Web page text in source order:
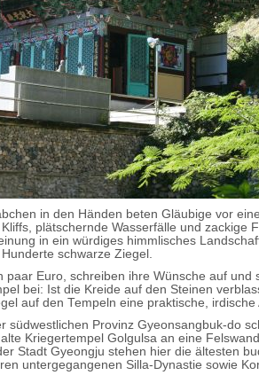
in den Händen beten Gläubige vor
plätschernde Wasserfälle und zackige
in ein würdiges himmlisches
schwarze Ziegel.
paar Euro, schreiben ihre Wünsche auf und
bei: Ist die Kreide auf den Steinen
auf den Tempeln eine praktische, irdische
südwestlichen Provinz Gyeonsangbuk-do
Kriegertempel Golgulsa an eine
Stadt Gyeongju stehen hier die ältesten
untergegangenen Silla-Dynastie sowie